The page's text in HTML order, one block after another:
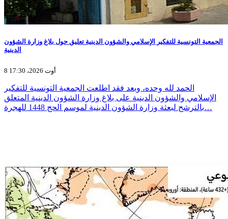
الجمعية التونسية للتفكير الإسلامي والشؤون الدينية تعليق حول بلاغ وزارة الشؤون
الدينية
8 أوت 2026، 17:30
الحمد لله وحده، وبعد فقد اطلعت الجمعية التونسية للتفكير
الإسلامي والشؤون الدينية على بلاغ وزارة الشؤون الدينية المتعلق
بالترشح لبعثة وزارة الشؤون الدينية لموسم الحج 1448 للهجرة…